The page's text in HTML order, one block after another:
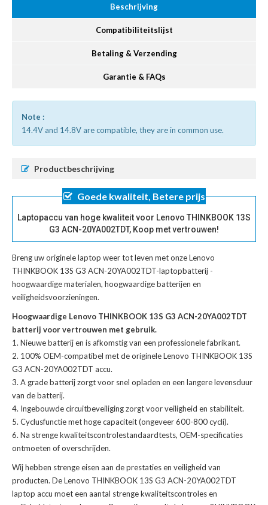
Beschrijving
Compatibiliteitslijst
Betaling & Verzending
Garantie & FAQs
Note :
14.4V and 14.8V are compatible, they are in common use.
Productbeschrijving
Goede kwaliteit, Betere prijs
Laptopaccu van hoge kwaliteit voor Lenovo THINKBOOK 13S
G3 ACN-20YA002TDT, Koop met vertrouwen!
Breng uw originele laptop weer tot leven met onzeLenovo
THINKBOOK 13S G3 ACN-20YA002TDT-laptopbatterij -
hoogwaardige materialen, hoogwaardige batterijen en
veiligheidsvoorzieningen.
Hoogwaardige Lenovo THINKBOOK 13S G3 ACN-20YA002TDT
batterij voor vertrouwen met gebruik.
Nieuwe batterij en is afkomstig van een professionele fabrikant.
100% OEM-compatibel met deoriginele Lenovo THINKBOOK 13S
G3 ACN-20YA002TDT accu.
A grade batterij zorgt voor snel opladen en een langere levensduur
van de batterij.
Ingebouwde circuitbeveiliging zorgt voor veiligheid en stabiliteit.
Cyclusfunctie met hoge capaciteit (ongeveer 600-800 cycli).
Na strenge kwaliteitscontrolestandaardtests, OEM-specificaties
ontmoeten of overschrijden.
Wij hebben strenge eisen aan de prestaties en veiligheid van
producten. DeLenovo THINKBOOK 13S G3 ACN-20YA002TDT
laptop accu moet een aantal strenge kwaliteitscontroles en